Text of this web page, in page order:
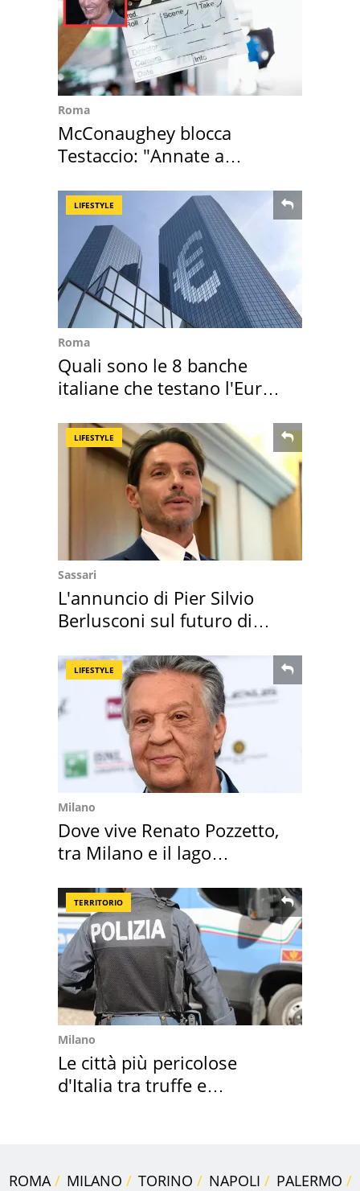
Roma
McConaughey blocca
Testaccio: "Annate a
LIFESTYLE
Roma
Quali sono le 8 banche
italiane che testano l'Euro
LIFESTYLE
Sassari
L'annuncio di Pier Silvio
Berlusconi sul futuro di
LIFESTYLE
Milano
Dove vive Renato Pozzetto,
tra Milano e il lago
TERRITORIO
Milano
Le città più pericolose
d'Italia tra truffe e
ROMA MILANO TORINO NAPOLI
PALERMO